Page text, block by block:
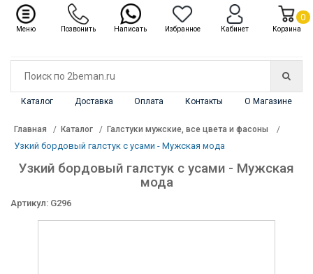
Каталог Доставка Оплата Контакты О Магазине
Каталог ✖
Главная Каталог Галстуки мужские, все цвета и фасоны
Узкий бордовый галстук с усами - Мужская мода
Узкий бордовый галстук с усами - Мужская
мода
Артикул: G296
Меню Позвонить Написать Избранное Кабинет Корзина
0